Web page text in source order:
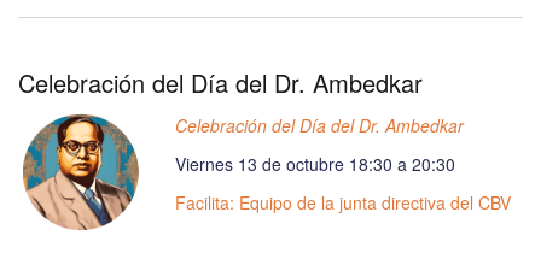
Celebración del Día del Dr. Ambedkar
Celebración del Día del Dr. Ambedkar
Viernes 13 de octubre 18:30 a 20:30
Facilita: Equipo de la junta directiva del CBV